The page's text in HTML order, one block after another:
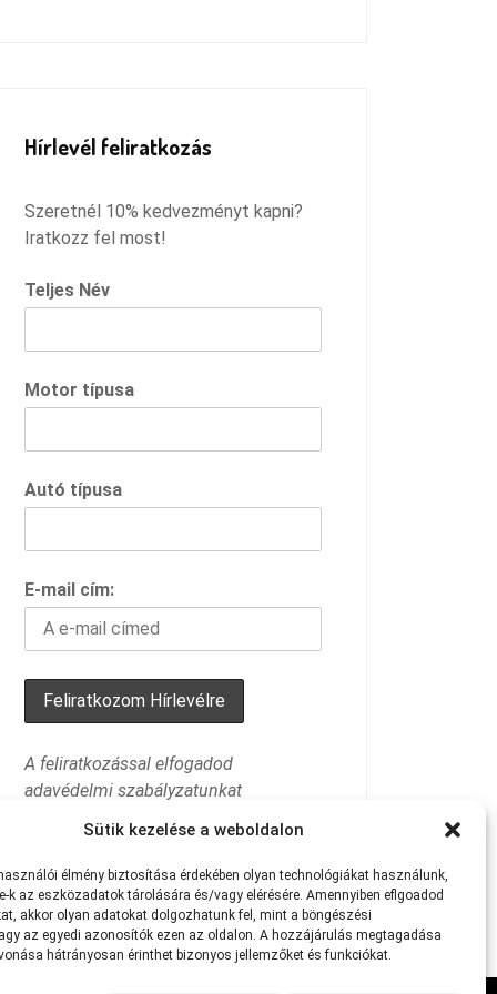
Sütik kezelése a weboldalon
élmény biztosítása érdekében olyan technológiákat használunk,
k az eszközadatok tárolására és/vagy elérésére. Amennyiben eflgoadod
, akkor olyan adatokat dolgozhatunk fel, mint a böngészési
az egyedi azonosítók ezen az oldalon. A hozzájárulás megtagadása
hátrányosan érinthet bizonyos jellemzőket ésfunkciókat.
Hírlevél feliratkozás
Szeretnél 10% kedvezményt kapni?
Iratkozz fel most!
Teljes Név
Motor típusa
Autó típusa
E-mail cím:
A feliratkozással elfogadod
adavédelmi szabályzatunkat